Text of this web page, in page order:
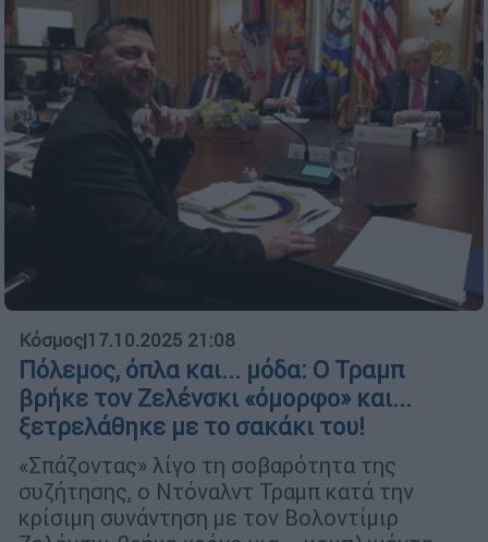
Κόσμος|17.10.2025 21:08
Πόλεμος, όπλα και... μόδα: Ο Τραμπ
βρήκε τον Ζελένσκι «όμορφο» και...
ξετρελάθηκε με το σακάκι του!
«Σπάζοντας» λίγο τη σοβαρότητα της
συζήτησης, ο Ντόναλντ Τραμπ κατά την
κρίσιμη συνάντηση με τον Βολοντίμιρ